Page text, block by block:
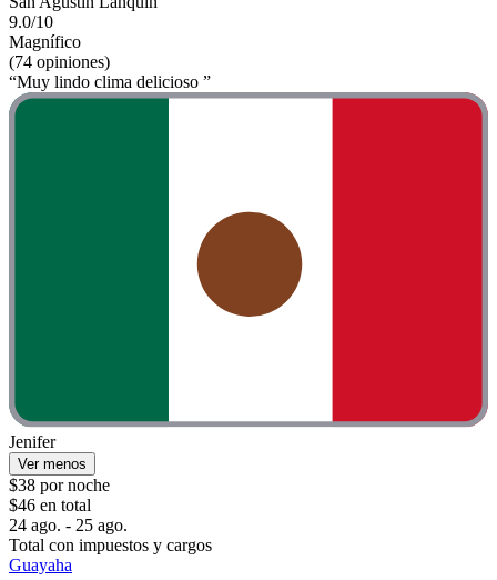
9.0/10
Magnífico
(74 opiniones)
“Muy lindo clima delicioso ”
Jenifer
Ver menos
$38 por noche
$46 en total
24 ago. - 25 ago.
Total con impuestos y cargos
Guayaha